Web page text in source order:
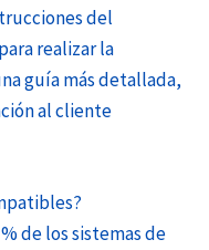
del
realizar la
guía más detallada,
al cliente
de los sistemas de